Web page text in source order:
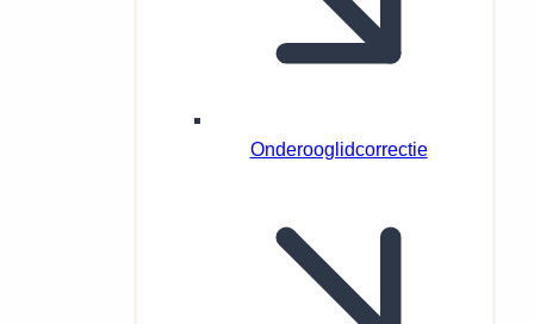
Onderooglidcorrectie